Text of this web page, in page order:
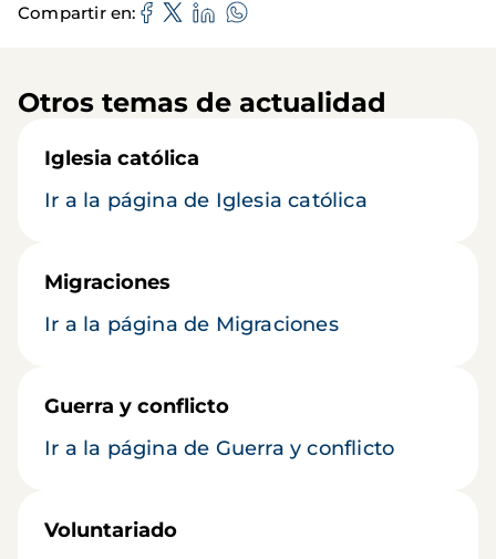
Compartir en
Otros temas de actualidad
Iglesia católica
Ir a la página de Iglesia católica
Migraciones
Ir a la página de Migraciones
Guerra y conflicto
Ir a la página de Guerra y conflicto
Voluntariado